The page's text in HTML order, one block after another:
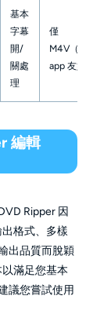
基本
字幕
開/
關處
理
僅
M4V（
app 友好）
編輯
Ripper 因
格式、多樣
出品質而脫穎
滿足您基本
議您嘗試使用